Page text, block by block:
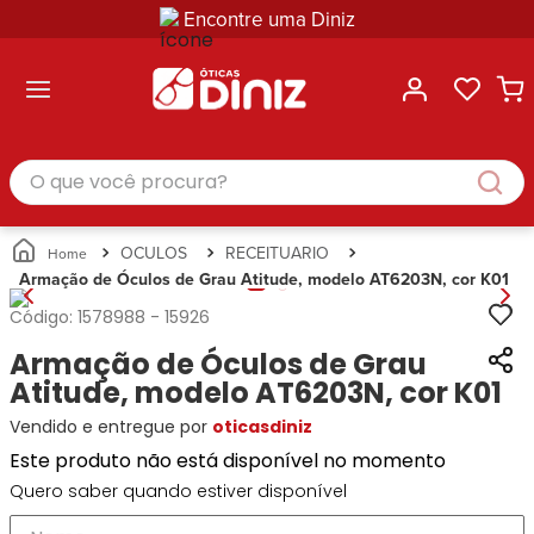
Encontre uma Diniz
Masculino
Feminino
Infantil
Unissex
Busque
Por
Marcas
Ana
Hickmann
Bulget
Miu-
Miu
Guess
Lacoste
Categorias
Masculino
Feminino
Infantil
Unissex
Busque
Por
Ray-
Ban
Prada
Ana
Hickmann
Correntes
para
Óculos
Estojos
para
Óculos
Soluções
e
Cuidados
Busque
Ray-
Ban
Armani
Exchange
Tommy
Hilfiger
Ana
Hickmann
Guess
Categoria
Armações
de Óculos
Óculos
de Sol
para
Óculos
Estojo
para
Óculos
Gênero
Masculino
Feminino
O que você procura?
OCULOS
RECEITUARIO
Armação de Óculos de Grau Atitude, modelo AT6203N, cor K01
Código: 1578988 - 15926
Armação de Óculos de Grau
Atitude, modelo AT6203N, cor K01
Vendido e entregue por oticasdiniz
Este produto não está disponível no momento
Quero saber quando estiver disponível